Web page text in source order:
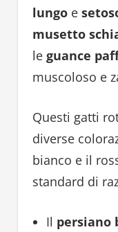
lungo e
musetto
le guance
muscoloso e
Questi gatti
diverse
bianco e il
standard di
Il persiano